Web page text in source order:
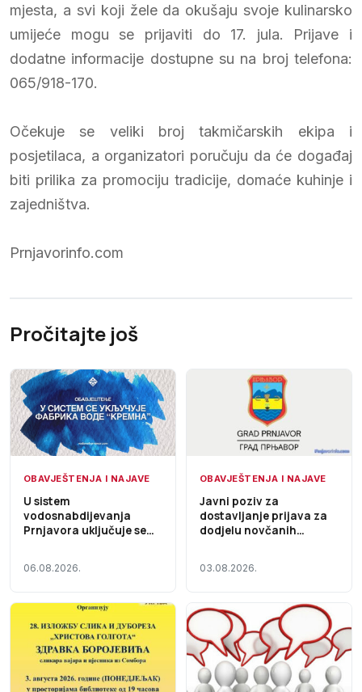
mjesta, a svi koji žele da okušaju svoje kulinarsko
umijeće mogu se prijaviti do 17. jula. Prijave i
dodatne informacije dostupne su na broj telefona:
065/918-170.
Očekuje se veliki broj takmičarskih ekipa i
posjetilaca, a organizatori poručuju da će događaj
biti prilika za promociju tradicije, domaće kuhinje i
zajedništva.
Prnjavorinfo.com
Pročitajte još
OBAVJEŠTENJA I NAJAVE
U sistem
vodosnabdijevanja
Prnjavora uključuje se
06.08.2026.
OBAVJEŠTENJA I NAJAVE
Javni poziv za
dostavljanje prijava za
dodjelu novčanih
investicionih ulaganja
zgradama na teritoriji
Grada Prnjavor
03.08.2026.